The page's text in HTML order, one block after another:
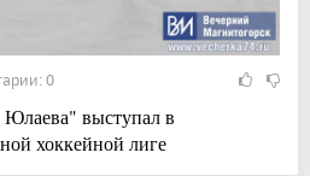
0
выступал в
хоккейной лиге